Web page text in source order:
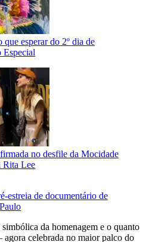
esperar do 2º dia de
Especial
no desfile da Mocidade
Rita Lee
estreia de documentário de
da homenagem e o quanto
celebrada no maior palco do